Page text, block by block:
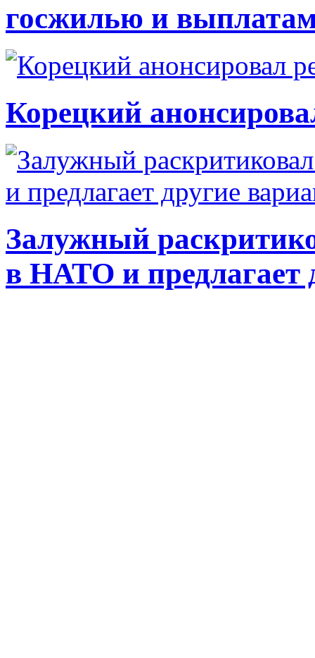
госжилью и
Корецкий
Залужный
в НАТО и предлагает